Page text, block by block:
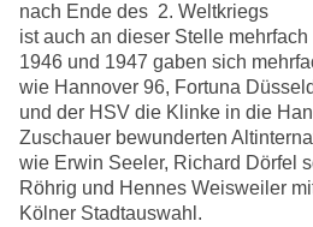
nach Ende des 2. Weltkriegs
ist auch an dieser Stelle
1946 und 1947 gaben sich
wie Hannover 96, Fortuna
und der HSV die Klinke in die
Zuschauer bewunderten
wie Erwin Seeler, Richard Dörfel
Röhrig und Hennes Weisweiler
Kölner Stadtauswahl.